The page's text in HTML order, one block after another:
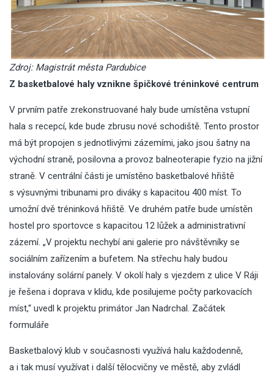
Zdroj: Magistrát města Pardubice
Z basketbalové haly vznikne špičkové tréninkové centrum
V prvním patře zrekonstruované haly bude umístěna vstupní
hala s recepcí, kde bude zbrusu nové schodiště. Tento prostor
má být propojen s jednotlivými zázemími, jako jsou šatny na
východní straně, posilovna a provoz balneoterapie fyzio na jižní
straně. V centrální části je umístěno basketbalové hřiště
s výsuvnými tribunami pro diváky s kapacitou 400 míst. To
umožní dvě tréninková hřiště. Ve druhém patře bude umístěn
hostel pro sportovce s kapacitou 12 lůžek a administrativní
zázemí. „V projektu nechybí ani galerie pro návštěvníky se
sociálním zařízením a bufetem. Na střechu haly budou
instalovány solární panely. V okolí haly s vjezdem z ulice V Ráji
je řešena i doprava v klidu, kde posilujeme počty parkovacích
míst,“ uvedl k projektu primátor Jan Nadrchal. Začátek
formuláře
Basketbalový klub v současnosti využívá halu každodenně,
a i tak musí využívat i další tělocvičny ve městě, aby zvládl